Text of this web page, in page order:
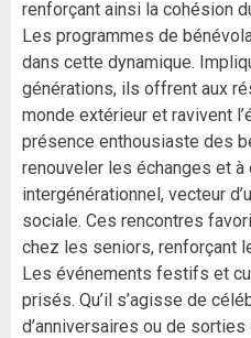
renforçant ainsi la cohésion
Les programmes de
dans cette dynamique.
générations, ils offrent aux
monde extérieur et ravivent
présence enthousiaste des
renouveler les échanges et
intergénérationnel, vecteur
sociale. Ces rencontres
chez les seniors, renforçant
Les événements festifs et
prisés. Qu’il s’agisse de
d’anniversaires ou de